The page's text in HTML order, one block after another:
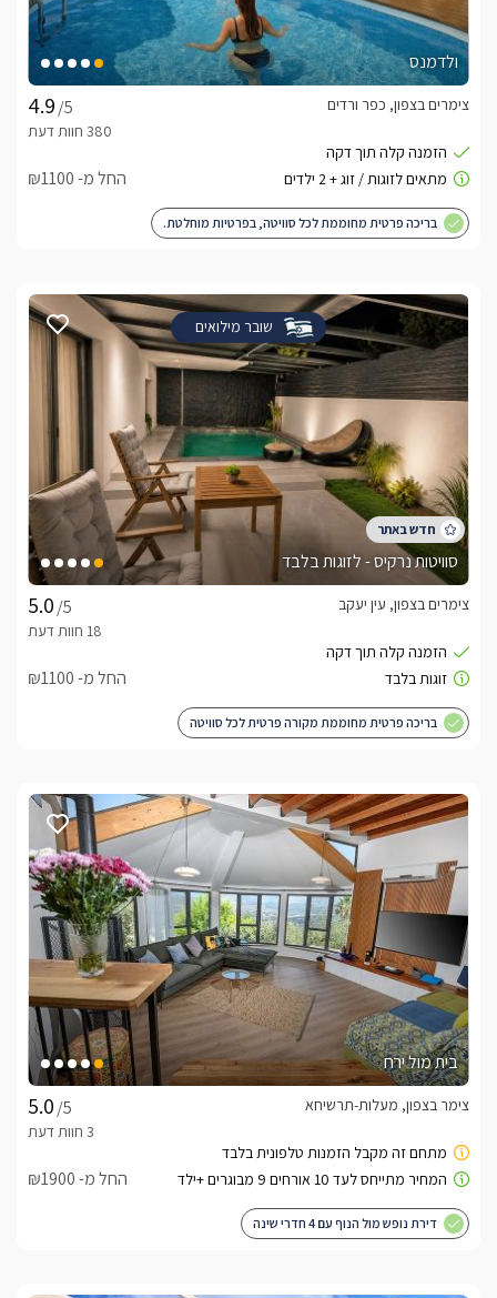
ולדמנס
/5
צימרים בצפון, כפר ורדים
החל מ- ₪1100
בריכה פרטית מחוממת לכל סוויטה, בפרטיות מוחלטת.
שובר מילואים
סוויטות נרקיס - לזוגות בלבד
/5
צימרים בצפון, עין יעקב
החל מ- ₪1100
בריכה פרטית מחוממת מקורה פרטית לכל סוויטה
בית מול ירח
/5
צימר בצפון, מעלות-תרשיחא
החל מ- ₪1900
דירת נופש מול הנוף עם 4 חדרי שינה